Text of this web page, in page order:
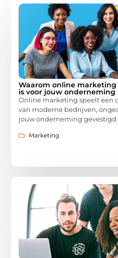
Waarom online
is voor jouw onderneming
Online marketing speelt een
van moderne bedrijven,
jouw onderneming gevestigd
Marketing